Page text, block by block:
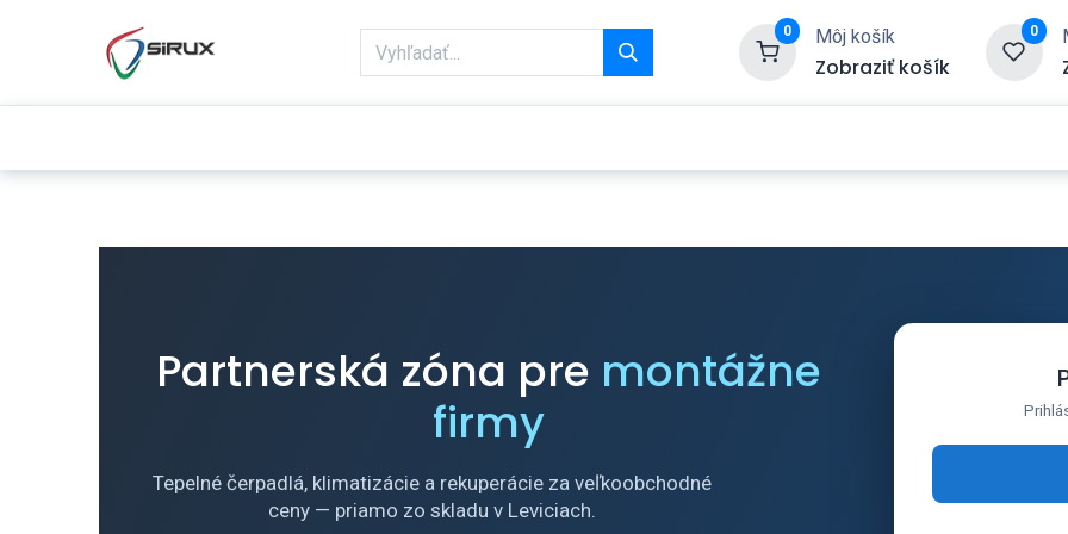
0 Môj košík
Zobraziť košík
0
Partnerská zóna pre montážne
firmy
Tepelné čerpadlá, klimatizácie a rekuperácie za veľkoobchodné
ceny — priamo zo skladu v Leviciach.